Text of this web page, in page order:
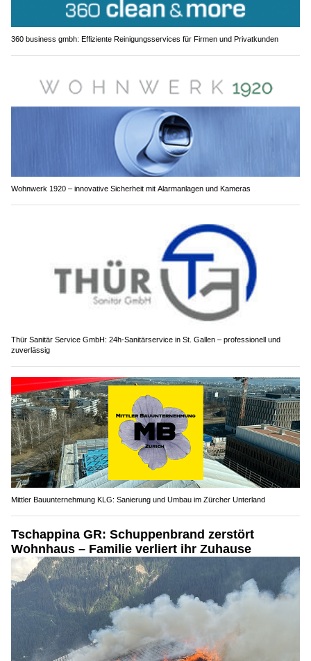
360 business gmbh: Effiziente Reinigungsservices für Firmen und Privatkunden
Wohnwerk 1920 – innovative Sicherheit mit Alarmanlagen und Kameras
Thür Sanitär Service GmbH: 24h-Sanitärservice in St. Gallen – professionell und
zuverlässig
Mittler Bauunternehmung KLG: Sanierung und Umbau im Zürcher Unterland
Tschappina GR: Schuppenbrand zerstört
Wohnhaus – Familie verliert ihr Zuhause